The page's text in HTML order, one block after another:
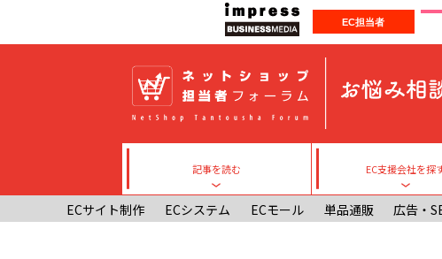
EC担当者
記事を読む
Toggle submenu
EC支援会社を探
Toggle
ECサイト制作 ECシステム ECモール 単品通販 広告・